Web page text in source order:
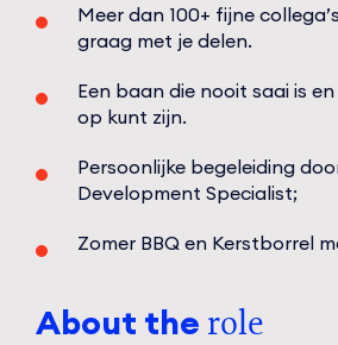
Meer dan 100+ fijne
graag met je delen.
Een baan die nooit saai is
op kunt zijn.
Persoonlijke begeleiding
Development Specialist;
Zomer BBQ en Kerstborrel
About the role